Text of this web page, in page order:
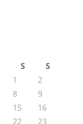
S
S
1
2
8
9
15
16
22
23